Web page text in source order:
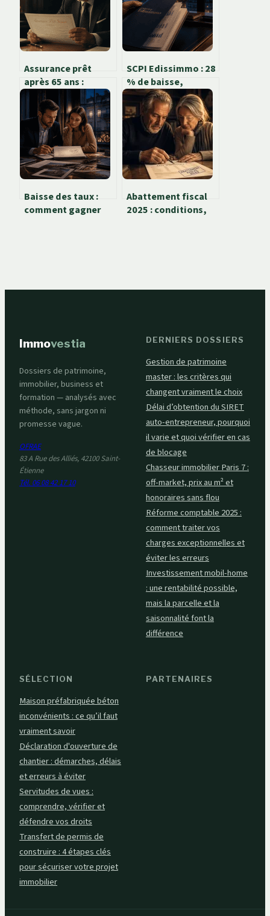
Assurance prêt
après 65 ans :
pourquoi le coût
s’envole et 3 leviers
pour diviser votre
facture
SCPI Edissimmo : 28
% de baisse,
opportunité de
rendement ou
piège à valeur ?
Baisse des taux :
comment gagner
Abattement fiscal
2025 : conditions,
Immovestia
Dossiers de patrimoine,
immobilier, business et
formation — analysés avec
méthode, sans jargon ni
promesse vague.
OFRAE
83 A Rue des Alliés, 42100 Saint-
Étienne
Tél. 06 08 42 17 10
DERNIERS DOSSIERS
Gestion de patrimoine
master : les critères qui
changent vraiment le choix
Délai d’obtention du SIRET
auto-entrepreneur, pourquoi
il varie et quoi vérifier en cas
de blocage
Chasseur immobilier Paris 7 :
off-market, prix au m² et
honoraires sans flou
Réforme comptable 2025 :
comment traiter vos
charges exceptionnelles et
éviter les erreurs
Investissement mobil-home
: une rentabilité possible,
mais la parcelle et la
saisonnalité font la
différence
SÉLECTION
Maison préfabriquée béton
inconvénients : ce qu’il faut
vraiment savoir
Déclaration d'ouverture de
chantier : démarches, délais
et erreurs à éviter
Servitudes de vues :
comprendre, vérifier et
défendre vos droits
Transfert de permis de
construire : 4 étapes clés
pour sécuriser votre projet
immobilier
PARTENAIRES